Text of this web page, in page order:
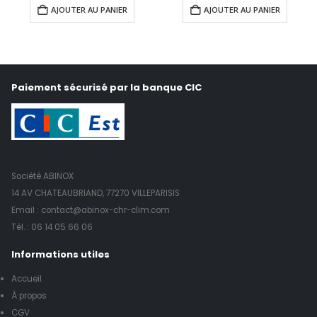
AJOUTER AU PANIER AJOUTER AU PANIER
Paiement sécurisé par la banque CIC
Société ABINOX
14 AV CHATEAUBRIAND, 77270 VILLEPARISIS
Email : contact@abinox-chr-clim.com
Tél. : 06 14 05 66 06
Informations utiles
Accueil
À propos
CGV